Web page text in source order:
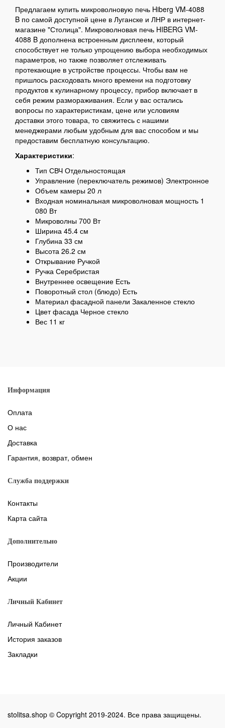
Предлагаем купить микроволновую печь Hiberg VM-4088
B по самой доступной цене в Луганске и ЛНР в интернет-
магазине "Столица". Микроволновая печь HIBERG VM-
4088 B дополнена встроенным дисплеем, который
способствует не только упрощению выбора необходимых
параметров, но также позволяет отслеживать
протекающие в устройстве процессы. Чтобы вам не
пришлось расходовать много времени на подготовку
продуктов к кулинарному процессу, прибор включает в
себя режим размораживания. Если у вас остались
вопросы по характеристикам, цене или условиям
доставки этого товара, то свяжитесь с нашими
менеджерами любым удобным для вас способом и мы
предоставим бесплатную консультацию.
Характеристики:
Тип СВЧ Отдельностоящая
Управление (переключатель режимов) Электронное
Объем камеры 20 л
Входная номинальная микроволновая мощность 1
080 Вт
Микроволны 700 Вт
Ширина 45.4 см
Глубина 33 см
Высота 26.2 см
Открывание Ручкой
Ручка Серебристая
Внутреннее освещение Есть
Поворотный стол (блюдо) Есть
Материал фасадной панели Закаленное стекло
Цвет фасада Черное стекло
Вес 11 кг
Информация
Оплата
О нас
Доставка
Гарантия, возврат, обмен
Служба поддержки
Контакты
Карта сайта
Дополнительно
Производители
Акции
Личный Кабинет
Личный Кабинет
История заказов
Закладки
stolitsa.shop © Copyright 2019-2024. Все права защищены.